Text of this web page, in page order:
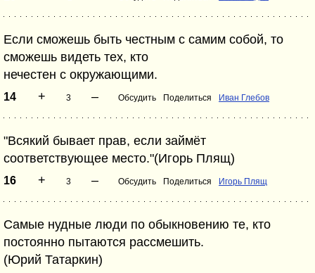
Если сможешь быть честным с самим собой, то
сможешь видеть тех, кто
нечестен с окружающими.
14 + 3 – Обсудить Поделиться Иван Глебов
"Всякий бывает прав, если займёт
соответствующее место."(Игорь Плящ)
16 + 3 – Обсудить Поделиться Игорь Плящ
Самые нудные люди по обыкновению те, кто
постоянно пытаются рассмешить.
(Юрий Татаркин)